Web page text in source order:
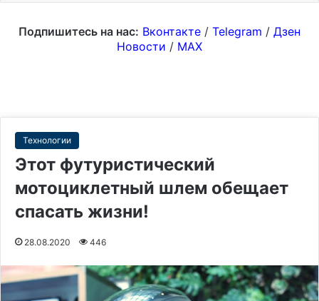
Подпишитесь на нас: Вконтакте / Telegram / Дзен
Новости / MAX